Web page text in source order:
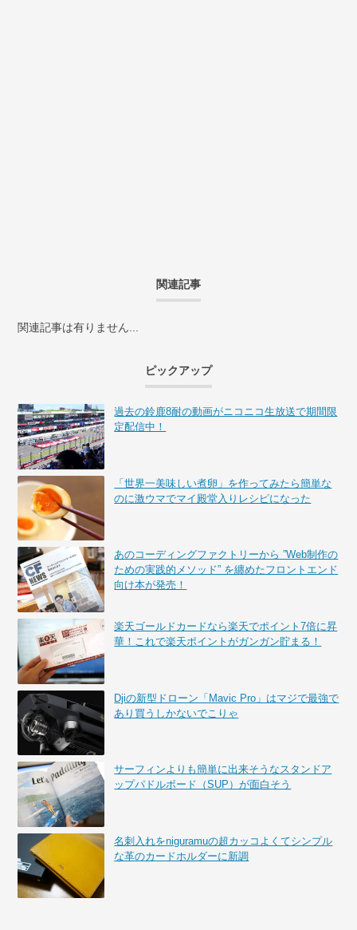
関連記事
関連記事は有りません...
ピックアップ
過去の鈴鹿8耐の動画がニコニコ生放送で期間限
定配信中！
「世界一美味しい煮卵」を作ってみたら簡単な
のに激ウマでマイ殿堂入りレシピになった
あのコーディングファクトリーから ”Web制作の
ための実践的メソッド” を纏めたフロントエンド
向け本が発売！
楽天ゴールドカードなら楽天でポイント7倍に昇
華！これで楽天ポイントがガンガン貯まる！
Djiの新型ドローン「Mavic Pro」はマジで最強で
あり買うしかないでこりゃ
サーフィンよりも簡単に出来そうなスタンドア
ップパドルボード（SUP）が面白そう
名刺入れをniguramuの超カッコよくてシンプル
な革のカードホルダーに新調